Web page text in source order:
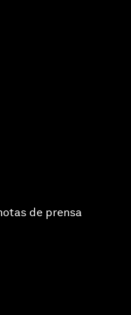
de prensa